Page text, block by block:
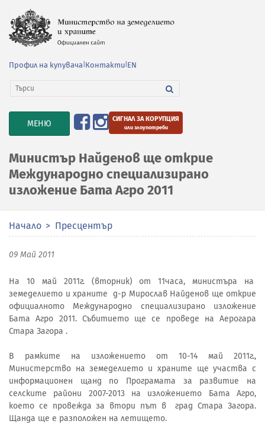
Профил на купувача Контакти EN
TOGGLE
NAVIGATION
МЕНЮ СИГНАЛ ЗА КОРУПЦИЯ
или злоупотреби
Министър Найденов ще открие
Международно специализирано
изложение Бата Агро 2011
Начало Пресцентър
09 Май 2011
На 10 май 2011г. (вторник) от 11часа, министъра на
земеделието и храните д-р Мирослав Найденов ще открие
официалното Международно специализирано изложение
Бата Агро 2011. Събитието ще се проведе на Аерогара
Стара Загора .
В рамките на изложението от 10-14 май 2011г.,
Министерство на земеделието и храните ще участва с
информационен щанд по Програмата за развитие на
селските райони 2007-2013 на изложението Бата Агро,
което се провежда за втори път в град Стара Загора.
Щанда ще е разположен на летището.